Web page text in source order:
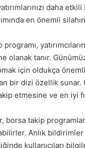
daha
en önemli
programı,
olanak tanır.
için oldukça
bir dizi özellik sunar.
etmesine ve en iyi
borsa takip
Anlık
kullanıcıları